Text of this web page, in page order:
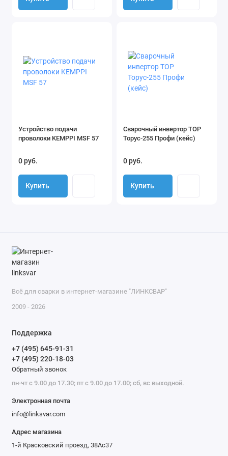
Паспорт и руководство по эксплуатации
Устройство подачи
проволоки KEMPPI MSF 57
0 руб.
Купить
Сварочный инвертор ТОР
Торус-255 Профи (кейс)
0 руб.
Купить
Всё для сварки в интернет-магазине "ЛИНКСВАР"
2009 - 2026
Поддержка
+7 (495) 645-91-31
+7 (495) 220-18-03
Обратный звонок
пн-чт с 9.00 до 17.30; пт с 9.00 до 17.00; сб, вс выходной.
Электронная почта
info@linksvar.com
Адрес магазина
1-й Красковский проезд, 38Ас37